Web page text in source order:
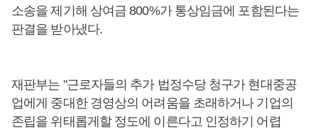
소송을 제기해 상여금 800%가 통상임금에 포함된다는
판결을 받아냈다.
재판부는 "근로자들의 추가 법정수당 청구가 현대중공
업에게 중대한 경영상의 어려움을 초래하거나 기업의
존립을 위태롭게할 정도에 이른다고 인정하기 어렵